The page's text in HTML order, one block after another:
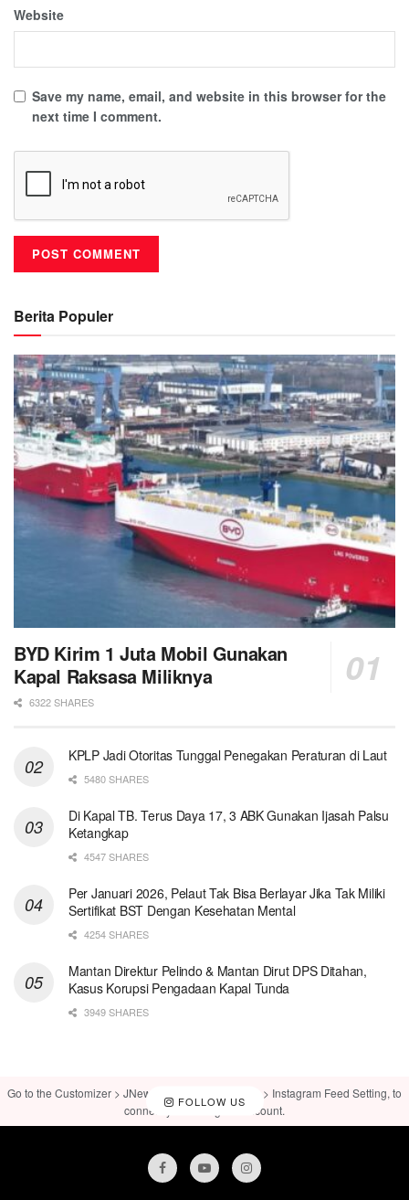
Website
Save my name, email, and website in this browser for the
next time I comment.
Berita Populer
BYD Kirim 1 Juta Mobil Gunakan
Kapal Raksasa Miliknya
6322 SHARES
KPLP Jadi Otoritas Tunggal Penegakan Peraturan di Laut
5480 SHARES
Di Kapal TB. Terus Daya 17, 3 ABK Gunakan Ijasah Palsu
Ketangkap
4547 SHARES
Per Januari 2026, Pelaut Tak Bisa Berlayar Jika Tak Miliki
Sertifikat BST Dengan Kesehatan Mental
4254 SHARES
Mantan Direktur Pelindo & Mantan Dirut DPS Ditahan,
Kasus Korupsi Pengadaan Kapal Tunda
3949 SHARES
FOLLOW US
Go to the Customizer > JNews : Social, Like & View > Instagram Feed Setting, to
connect your Instagram account.